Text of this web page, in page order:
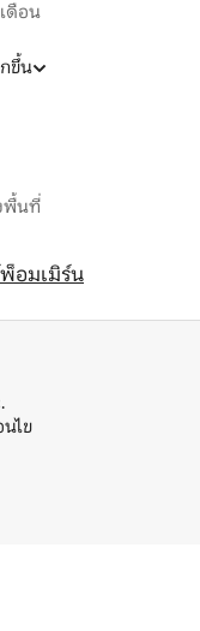
ดือน
ขึ้น
พื้นที่
อมเมิร์น
นไข